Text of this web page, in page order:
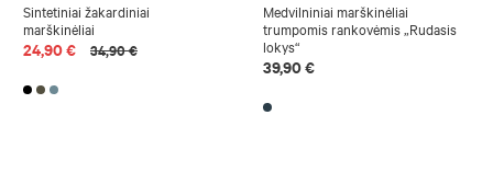
Sintetiniai žakardiniai
marškinėliai
24,90 € 34,90 €
Medvilniniai marškinėliai
trumpomis rankovėmis „Rudasis
lokys“
39,90 €